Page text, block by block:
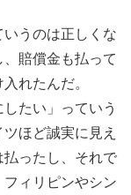
うのは正しくな
賠償金も払って
れたんだ。
たい」っていう
ほど誠実に見え
ったし、それで
ィリピンやシン